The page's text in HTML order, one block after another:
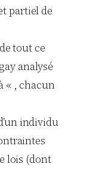
partiel de
tout ce
analysé
« , chacun
individu
lois (dont